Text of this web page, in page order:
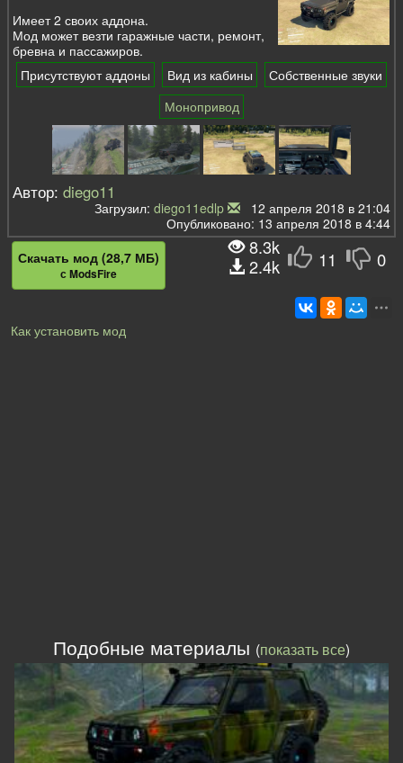
Имеет 2 своих аддона.
Мод может везти гаражные части, ремонт,
бревна и пассажиров.
Присутствуют аддоны
Вид из кабины
Собственные звуки
Монопривод
Автор:diego11
Загрузил: diego11edlp
12 апреля 2018 в 21:04
Опубликовано: 13 апреля 2018 в 4:44
11 0
Скачать мод (28,7 МБ)
с ModsFire
8.3k
2.4k
Как установить мод
Подобные материалы (показать все)